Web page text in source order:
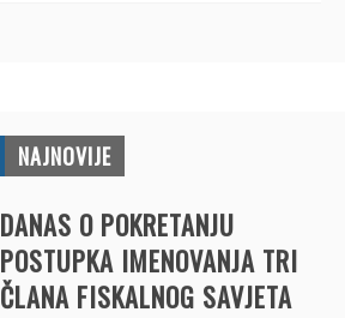
NAJNOVIJE
DANAS O POKRETANJU
POSTUPKA IMENOVANJA TRI
ČLANA FISKALNOG SAVJETA